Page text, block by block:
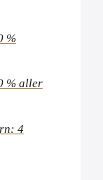
%
% aller
4